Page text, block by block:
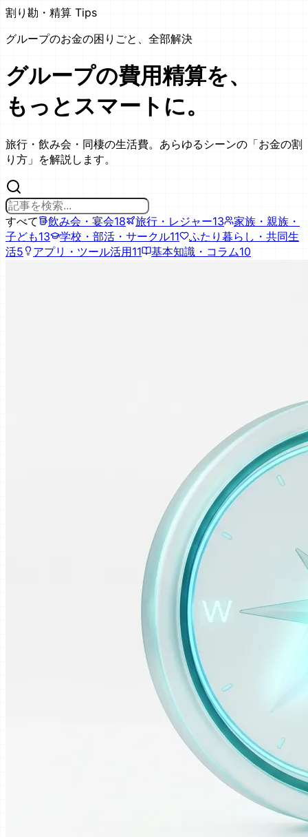
割り勘・精算 Tips
グループのお金の困りごと、全部解決
グループの費用精算を、
もっとスマートに。
旅行・飲み会・同棲の生活費。あらゆるシーンの「お金の割
り方」を解説します。
すべて 飲み会・宴会18 旅行・レジャー13
家族・親族・
子ども13 学校・部活・サークル11
ふたり暮らし・共同生
活5 アプリ・ツール活用11 基本知識・コラム10